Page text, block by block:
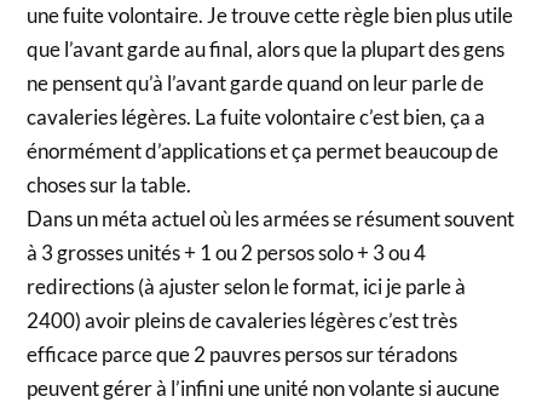
une fuite volontaire. Je trouve cette règle bien plus utile
que l’avant garde au final, alors que la plupart des gens
ne pensent qu’à l’avant garde quand on leur parle de
cavaleries légères. La fuite volontaire c’est bien, ça a
énormément d’applications et ça permet beaucoup de
choses sur la table.
Dans un méta actuel où les armées se résument souvent
à 3 grosses unités + 1 ou 2 persos solo + 3 ou 4
redirections (à ajuster selon le format, ici je parle à
2400) avoir pleins de cavaleries légères c’est très
efficace parce que 2 pauvres persos sur téradons
peuvent gérer à l’infini une unité non volante si aucune